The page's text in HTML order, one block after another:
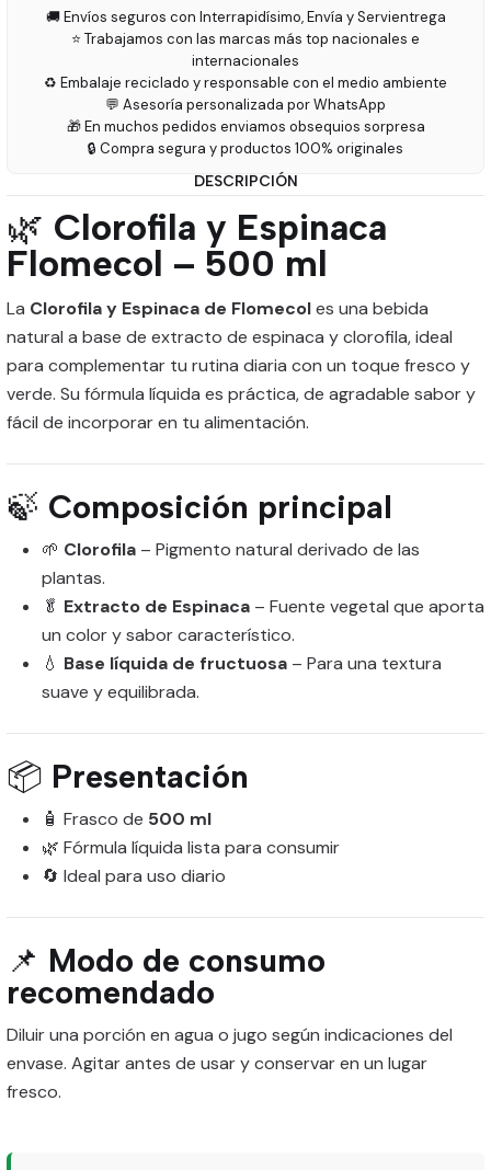
🚚 Envíos seguros con Interrapidísimo, Envía y Servientrega
⭐ Trabajamos con las marcas más top nacionales e
internacionales
♻️ Embalaje reciclado y responsable con el medio ambiente
💬 Asesoría personalizada por WhatsApp
🎁 En muchos pedidos enviamos obsequios sorpresa
🔒 Compra segura y productos 100% originales
DESCRIPCIÓN
🌿 Clorofila y Espinaca
Flomecol – 500 ml
La Clorofila y Espinaca de Flomecoles una bebida
natural a base de extracto de espinaca y clorofila, ideal
para complementar tu rutina diaria con un toque fresco y
verde. Su fórmula líquida es práctica, de agradable sabor y
fácil de incorporar en tu alimentación.
🍃 Composición principal
🌱 Clorofila – Pigmento natural derivado de las
plantas.
🥬 Extracto de Espinaca – Fuente vegetal que aporta
un color y sabor característico.
💧 Base líquida de fructuosa – Para una textura
suave y equilibrada.
📦 Presentación
🧴 Frasco de 500 ml
🌿 Fórmula líquida lista para consumir
🔄 Ideal para uso diario
📌 Modo de consumo
recomendado
Diluir una porción en agua o jugo según indicaciones del
envase. Agitar antes de usar y conservar en un lugar
fresco.